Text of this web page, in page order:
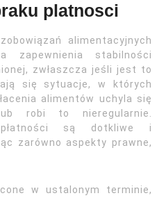
platnosci
alimentacyjnych
zapewnienia stabilności
zwłaszcza jeśli jest to
się sytuacje, w których
alimentów uchyla się
robi to nieregularnie.
płatności są dotkliwe i
zarówno aspekty prawne,
w ustalonym terminie,